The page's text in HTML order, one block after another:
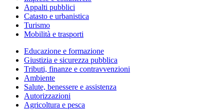
Appalti pubblici
Catasto e urbanistica
Turismo
Mobilità e trasporti
Educazione e formazione
Giustizia e sicurezza pubblica
Tributi, finanze e contravvenzioni
Ambiente
Salute, benessere e assistenza
Autorizzazioni
Agricoltura e pesca